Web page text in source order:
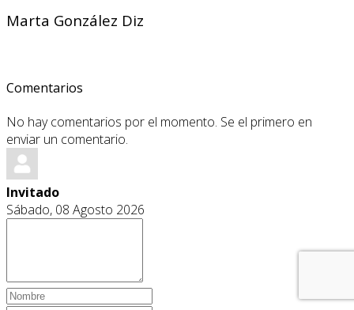
Marta González Diz
Comentarios
No hay comentarios por el momento. Se el primero en
enviar un comentario.
Invitado
Sábado, 08 Agosto 2026